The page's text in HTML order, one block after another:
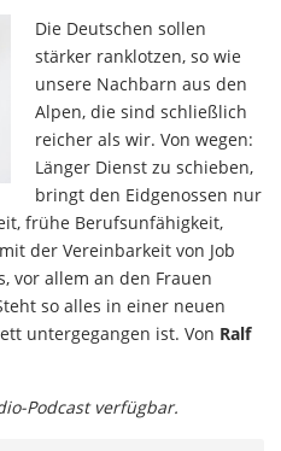
Die Deutschen sollen
stärker ranklotzen, so wie
unsere Nachbarn aus den
Alpen, die sind schließlich
reicher als wir. Von wegen:
Länger Dienst zu schieben,
bringt den Eidgenossen nur
frühe Berufsunfähigkeit,
der Vereinbarkeit von Job
vor allem an den Frauen
so alles in einer neuen
untergegangen ist. Von Ralf
Podcast verfügbar.